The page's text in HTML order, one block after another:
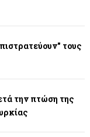
τους
την πτώση της